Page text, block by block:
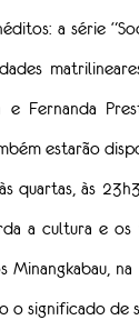
a série
e Fernanda
estarão
quartas, às
a cultura e
Minangkabau,
o significado de